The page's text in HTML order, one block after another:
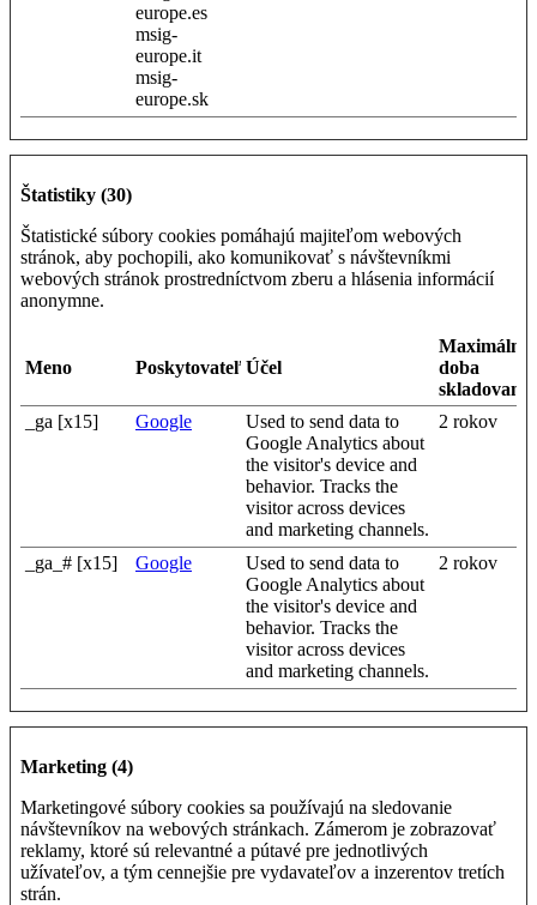
europe.es
msig-
europe.it
msig-
europe.sk
Štatistiky (30)
Štatistické súbory cookies pomáhajú majiteľom webových
stránok, aby pochopili, ako komunikovať s návštevníkmi
webových stránok prostredníctvom zberu a hlásenia informácií
anonymne.
Meno Poskytovateľ Účel
Maximálna
doba
skladovania
_ga [x15]
Google
Used to send data to
Google Analytics about
the visitor's device and
behavior. Tracks the
visitor across devices
and marketing channels.
2 rokov
_ga_# [x15] Google
Used to send data to
Google Analytics about
the visitor's device and
behavior. Tracks the
visitor across devices
and marketing channels.
2 rokov
Marketing (4)
Marketingové súbory cookies sa používajú na sledovanie
návštevníkov na webových stránkach. Zámerom je zobrazovať
reklamy, ktoré sú relevantné a pútavé pre jednotlivých
užívateľov, a tým cennejšie pre vydavateľov a inzerentov tretích
strán.